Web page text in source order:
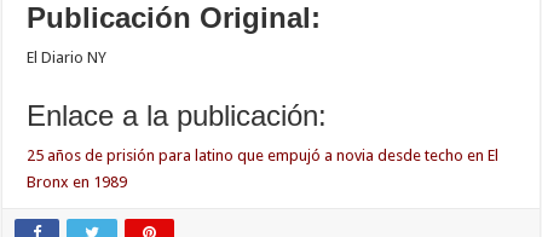
Publicación Original:
El Diario NY
Enlace a la publicación:
25 años de prisión para latino que empujó a novia desde techo en El
Bronx en 1989